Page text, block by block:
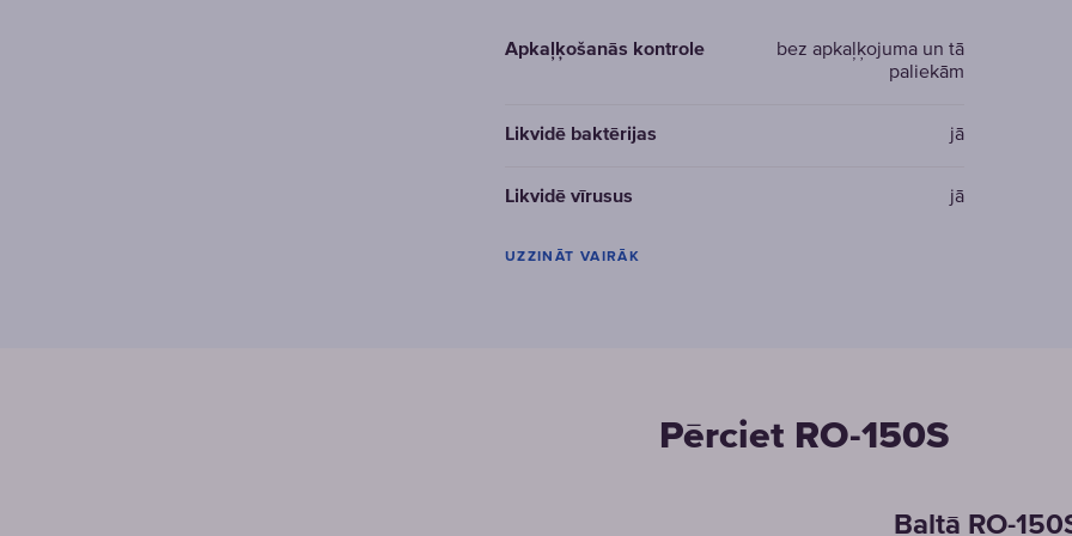
Apkaļķošanās kontrole
bez apkaļķojuma un tā
paliekām
Likvidē baktērijas jā
Likvidē vīrusus jā
UZZINĀT VAIRĀK
Pērciet RO-150S
Baltā RO-